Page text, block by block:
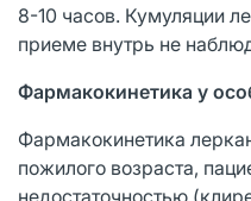
8-10 часов. Кумуляции
приеме внутрь не
Фармакокинетика у
Фармакокинетика
пожилого возраста,
недостаточностью